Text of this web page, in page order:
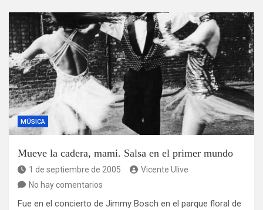
MÚSICA
Mueve la cadera, mami. Salsa en el primer mundo
1 de septiembre de 2005
Vicente Ulive
No hay comentarios
Fue en el concierto de Jimmy Bosch en el parque floral de